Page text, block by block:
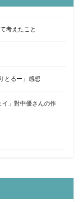
考えたこと
とるー」感想
」對中優さんの作